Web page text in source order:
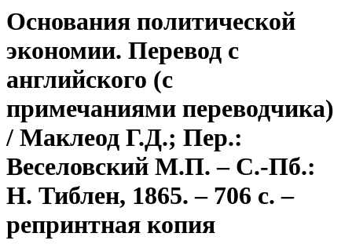
Основания политической
экономии. Перевод с
английского (с
примечаниями переводчика)
/ Маклеод Г.Д.; Пер.:
Веселовский М.П. – С.-Пб.:
Н. Тиблен, 1865. – 706 c. –
репринтная копия